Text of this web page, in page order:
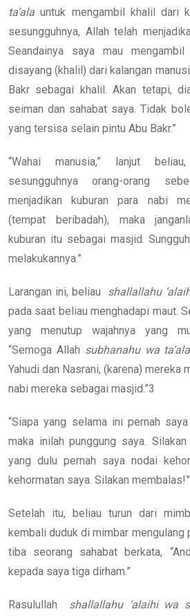
ta’ala untuk mengambil khalil dari
sesungguhnya, Allah telah
Seandainya saya mau
disayang (khalil) dari kalangan
Bakr sebagai khalil. Akan tetapi,
seiman dan sahabat saya. Tidak
yang tersisa selain pintu Abu Bakr.”
“Wahai manusia,” lanjut
sesungguhnya orang-orang
menjadikan kuburan para nabi
(tempat beribadah), maka
kuburan itu sebagai masjid.
melakukannya.”
Larangan ini, beliau shallallahu
pada saat beliau menghadapi maut.
yang menutup wajahnya yang
“Semoga Allah subhanahu wa ta’ala
Yahudi dan Nasrani, (karena) mereka
nabi mereka sebagai masjid.”3
“Siapa yang selama ini pernah
maka inilah punggung saya.
yang dulu pernah saya nodai
kehormatan saya. Silakan membalas!”
Setelah itu, beliau turun dari
kembali duduk di mimbar mengulang
tiba seorang sahabat berkata,
kepada saya tiga dirham.”
Rasulullah shallallahu ‘alaihi wa